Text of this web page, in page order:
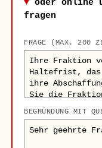
oder online
fragen
FRAGE (MAX. 200
BEGRÜNDUNG MIT